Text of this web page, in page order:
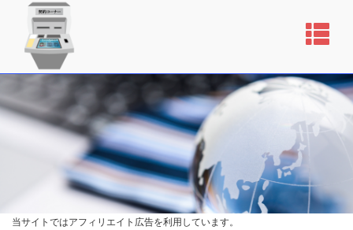
当サイトではアフィリエイト広告を利用しています。